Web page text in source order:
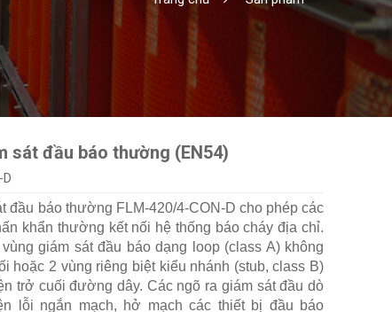
sát đầu báo thường (EN54)
đầu báo thường FLM‑420/4‑CON-D cho phép các
khẩn thường kết nối hệ thống báo cháy địa chỉ.
giám sát đầu báo dạng loop (class A) không
hoặc 2 vùng riêng biệt kiểu nhánh (stub, class B)
trở cuối đường dây. Các ngõ ra giám sát đầu dò
lỗi ngắn mạch, hở mạch các thiết bị đầu báo